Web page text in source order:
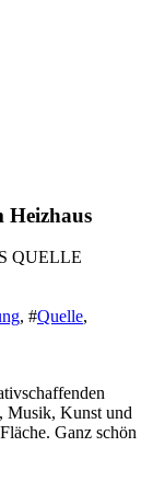
Heizhaus
QUELLE
, #Quelle,
Musik, Kunst und
Ganz schön